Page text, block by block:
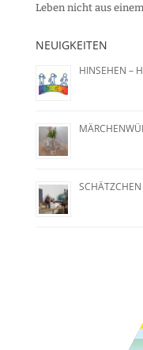
Leben nicht aus
NEUIGKEITEN
HINSEHEN –
SCHÄTZCHEN